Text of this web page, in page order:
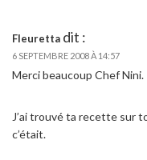
Fleuretta dit :
6 SEPTEMBRE 2008 À 14:57
Merci beaucoup Chef Nini.
J’ai trouvé ta recette sur
c’était.